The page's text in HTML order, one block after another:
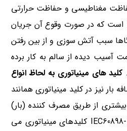
مغناطیسی و حفاظت حرارتی
است که در صورت وقوع آن جریان
گاها سبب آتش سوزی و از بین رفتن
دیده از سالم به کار برده
کلید های مینیاتوری به لحاظ انواع
نیز در کلید مینیاتوری همانند
از طریق مصرف کننده (بار)
کشیده شود فلز گرم تر شده و در نتیجه خم می شود و ارتباط مدار قطع می گردد. براساس استاندارد بین المللی IEC60898-1 کلیدهای مینیاتوری می